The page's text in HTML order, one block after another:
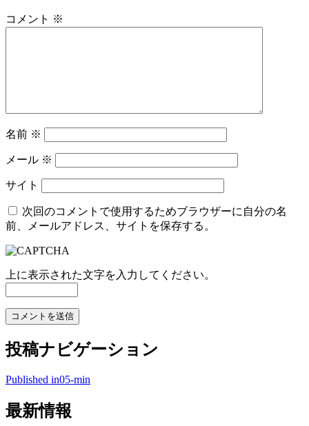
コメント ※
名前 ※
メール ※
サイト
次回のコメントで使用するためブラウザーに自分の名
前、メールアドレス、サイトを保存する。
上に表示された文字を入力してください。
投稿ナビゲーション
Published in05-min
最新情報